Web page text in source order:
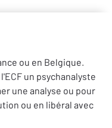
ou en Belgique.
un psychanalyste
une analyse ou pour
ou en libéral avec